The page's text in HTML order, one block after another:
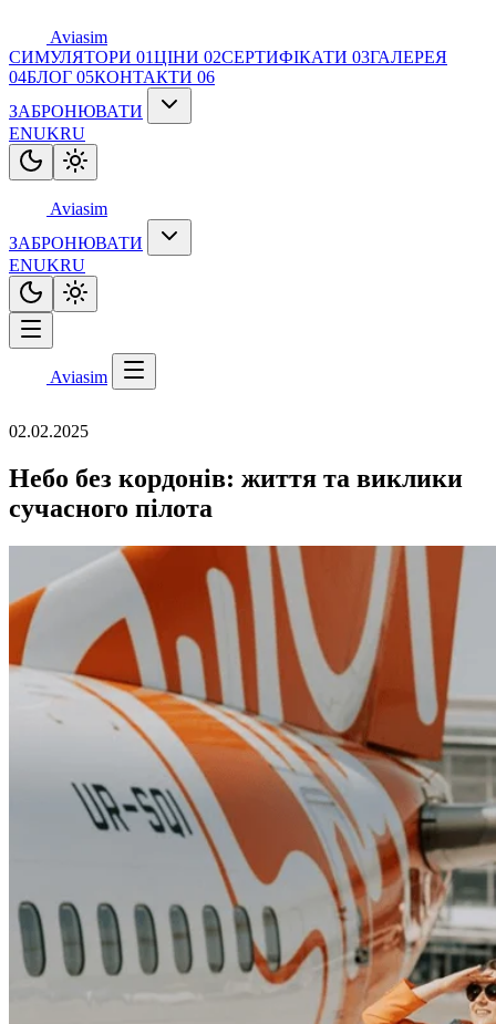
Aviasim
СИМУЛЯТОРИ 01ЦІНИ 02СЕРТИФІКАТИ 03ГАЛЕРЕЯ
04БЛОГ 05КОНТАКТИ 06
ЗАБРОНЮВАТИ
ENUKRU
Aviasim
ЗАБРОНЮВАТИ
ENUKRU
Aviasim
02.02.2025
Небо без кордонів: життя та виклики
сучасного пілота